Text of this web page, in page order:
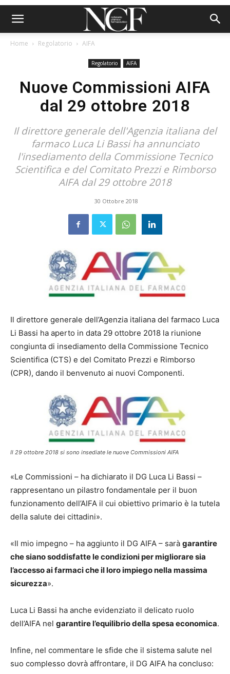
Home Regolatorio AIFA
Regolatorio AIFA
Nuove Commissioni AIFA
dal 29 ottobre 2018
Il direttore generale dell'Agenzia italiana del
farmaco Luca Li Bassi ha annunciato
l'insediamento della Commissione Tecnico
Scientifica e del Comitato Prezzi e Rimborso
AIFA dal 29 ottobre 2018
30 Ottobre 2018
Il direttore generale dell’Agenzia italiana del farmaco Luca
Li Bassi ha aperto in data 29 ottobre 2018 la riunione
congiunta di insediamento della Commissione Tecnico
Scientifica (CTS) e del Comitato Prezzi e Rimborso
(CPR), dando il benvenuto ai nuovi Componenti.
Il 29 ottobre 2018 si sono insediate le nuove Commissioni AIFA
«Le Commissioni – ha dichiarato il DG Luca Li Bassi –
rappresentano un pilastro fondamentale per il buon
funzionamento dell’AIFA il cui obiettivo primario è la tutela
della salute dei cittadini».
«Il mio impegno – ha aggiunto il DG AIFA – sarà garantire
che siano soddisfatte le condizioni per migliorare sia
l’accesso ai farmaci che il loro impiego nella massima
sicurezza».
Luca Li Bassi ha anche evidenziato il delicato ruolo
dell’AIFA nel garantire l’equilibrio della spesa economica.
Infine, nel commentare le sfide che il sistema salute nel
suo complesso dovrà affrontare, il DG AIFA ha concluso: